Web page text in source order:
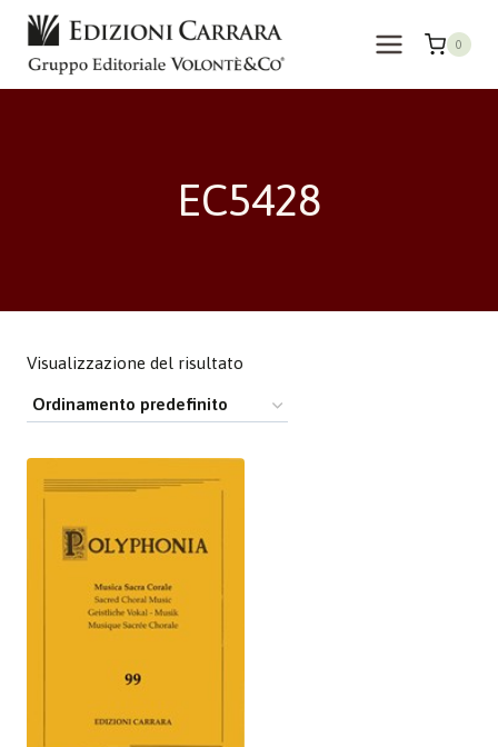
Salta
contenuto
0
EC5428
Visualizzazione del risultato